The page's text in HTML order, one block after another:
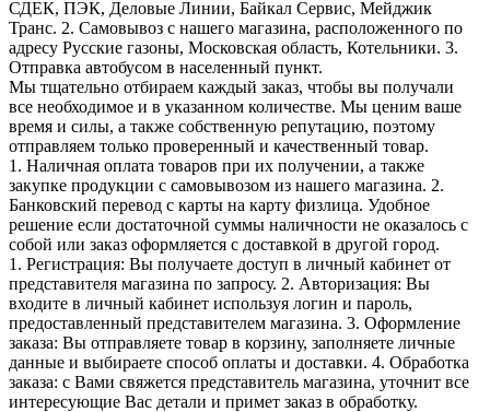
СДЕК, ПЭК, Деловые Линии, Байкал Сервис, Мейджик
Транс. 2. Самовывоз с нашего магазина, расположенного по
адресу Русские газоны, Московская область, Котельники. 3.
Отправка автобусом в населенный пункт.
Мы тщательно отбираем каждый заказ, чтобы вы получали
все необходимое и в указанном количестве. Мы ценим ваше
время и силы, а также собственную репутацию, поэтому
отправляем только проверенный и качественный товар.
1. Наличная оплата товаров при их получении, а также
закупке продукции с самовывозом из нашего магазина. 2.
Банковский перевод с карты на карту физлица. Удобное
решение если достаточной суммы наличности не оказалось с
собой или заказ оформляется с доставкой в другой город.
1. Регистрация: Вы получаете доступ в личный кабинет от
представителя магазина по запросу. 2. Авторизация: Вы
входите в личный кабинет используя логин и пароль,
предоставленный представителем магазина. 3. Оформление
заказа: Вы отправляете товар в корзину, заполняете личные
данные и выбираете способ оплаты и доставки. 4. Обработка
заказа: с Вами свяжется представитель магазина, уточнит все
интересующие Вас детали и примет заказ в обработку.